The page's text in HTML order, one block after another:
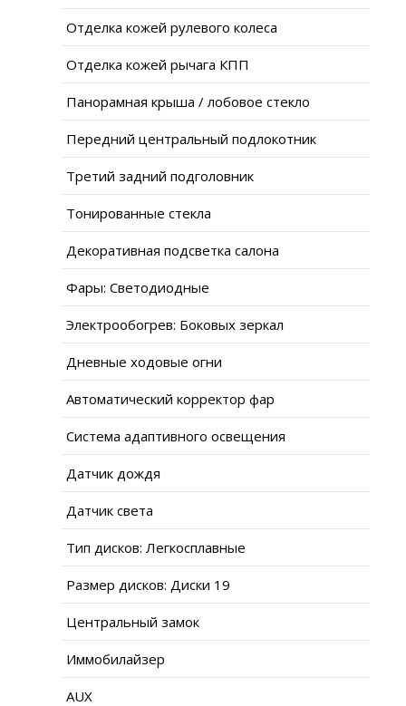
Отделка кожей рулевого колеса
Отделка кожей рычага КПП
Панорамная крыша / лобовое стекло
Передний центральный подлокотник
Третий задний подголовник
Тонированные стекла
Декоративная подсветка салона
Фары: Светодиодные
Электрообогрев: Боковых зеркал
Дневные ходовые огни
Автоматический корректор фар
Система адаптивного освещения
Датчик дождя
Датчик света
Тип дисков: Легкосплавные
Размер дисков: Диски 19
Центральный замок
Иммобилайзер
AUX